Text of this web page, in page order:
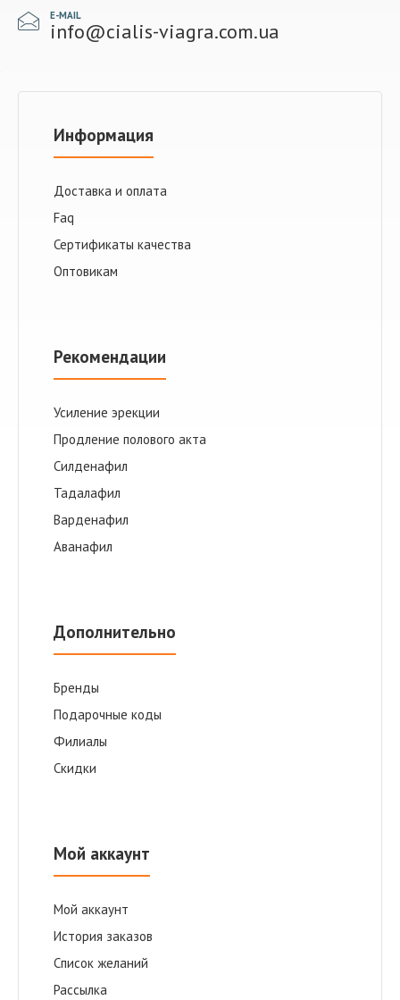
E-MAIL
info@cialis-viagra.com.ua
Информация
Доставка и оплата
Faq
Сертификаты качества
Оптовикам
Рекомендации
Усиление эрекции
Продление полового акта
Cилденафил
Тадалафил
Варденафил
Аванафил
Дополнительно
Бренды
Подарочные коды
Филиалы
Скидки
Мой аккаунт
Мой аккаунт
История заказов
Список желаний
Рассылка